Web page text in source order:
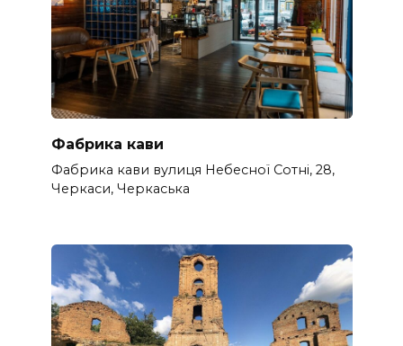
Фабрика кави
Фабрика кави вулиця Небесної Сотні, 28,
Черкаси, Черкаська